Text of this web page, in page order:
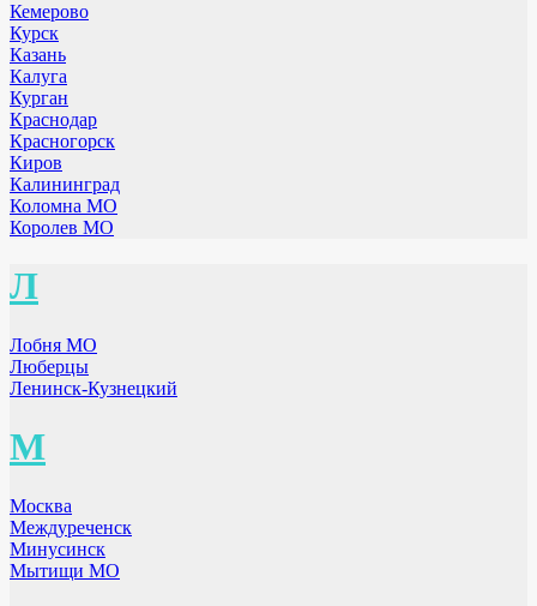
Кемерово
Курск
Казань
Калуга
Курган
Краснодар
Красногорск
Киров
Калининград
Коломна МО
Королев МО
Л
Лобня МО
Люберцы
Ленинск-Кузнецкий
М
Москва
Междуреченск
Минусинск
Мытищи МО